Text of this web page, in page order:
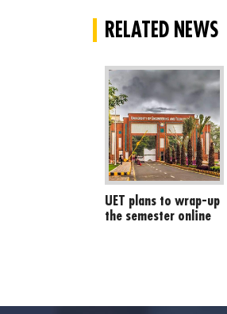
RELATED NEWS
UET plans to wrap-up
the semester online